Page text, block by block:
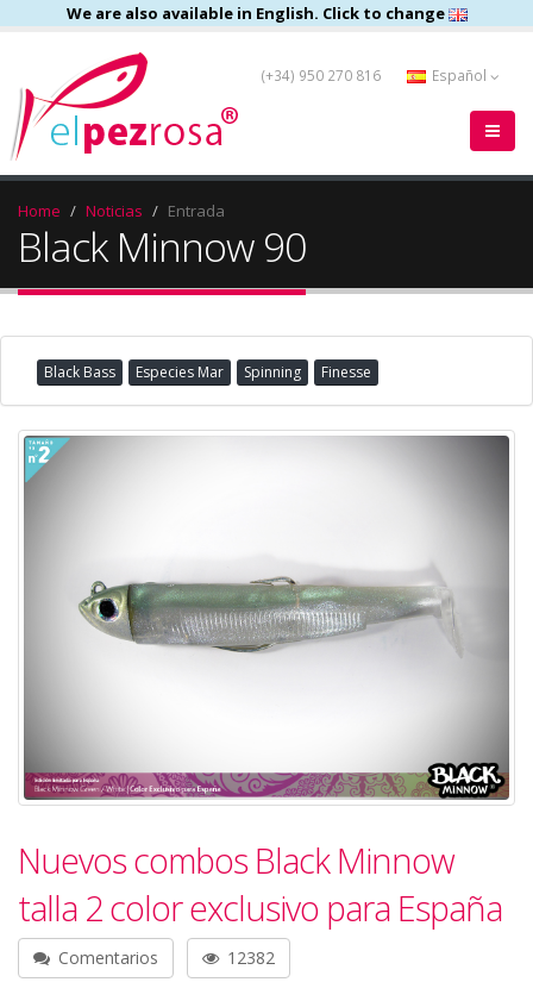
We are also available in English. Click to change
(+34) 950 270 816 Español
Home Noticias Entrada
Black Minnow 90
Black Bass Especies Mar Spinning Finesse
Nuevos combos Black Minnow
talla 2 color exclusivo para España
Comentarios 12382